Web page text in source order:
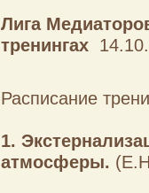
Лига
тренингах
Расписание
1.
атмосферы.